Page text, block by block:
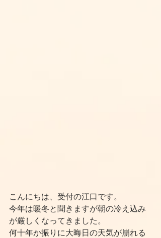
こんにちは、受付の江口です。
今年は暖冬と聞きますが朝の冷え込み
が厳しくなってきました。
何十年か振りに大晦日の天気が崩れる